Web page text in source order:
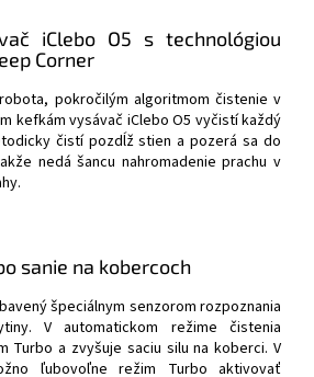
iClebo O5 s technológiou
Corner
pokročilým algoritmom čistenie v
kefkám vysávač iClebo O5 vyčistí každý
čistí pozdĺž stien a pozerá sa do
nedá šancu nahromadenie prachu v
sanie na kobercoch
špeciálnym senzorom rozpoznania
V automatickom režime čistenia
Turbo a zvyšuje saciu silu na koberci. V
ľubovoľne režim Turbo aktivovať